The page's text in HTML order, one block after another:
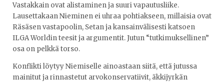
Vastakkain ovat alistaminen ja suuri vapautusliike.
Lausettakaan Nieminen ei uhraa pohtiakseen, millaisia ovat
Räsäsen vastapoolin, Setan ja kansainvälisesti katsoen
ILGA Worldin teesit ja argumentit. Jutun “tutkimuksellinen”
osa on pelkkä torso.
Konflikti löytyy Niemiselle ainoastaan siitä, että jutussa
mainitut ja rinnastetut arvokonservatiivit, äkkijyrkän